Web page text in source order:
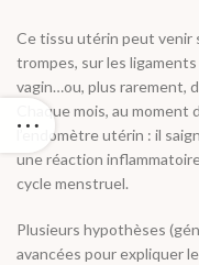
Ce tissu utérin peut venir
trompes, sur les
vagin…ou, plus rarement,
Chaque mois, au
l’endomètre utérin : il
une réaction
cycle menstruel.
Plusieurs hypothèses
avancées pour expliquer